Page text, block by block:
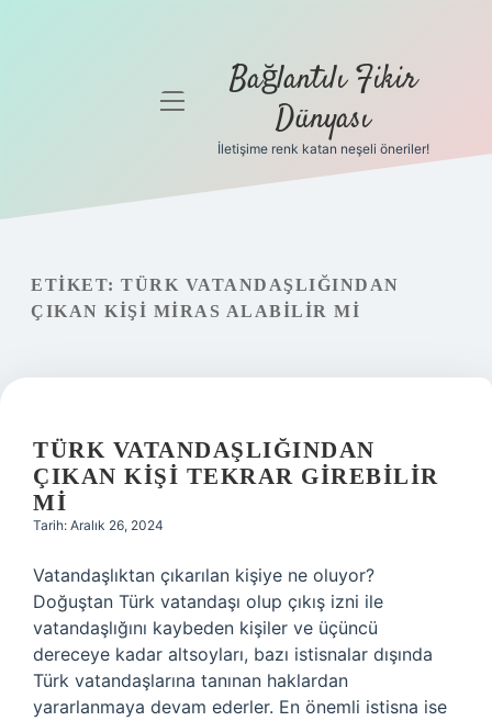
Gizlilik
Yasal Uyarı
menüyü
Bağlantılı Fikir
Dünyası
İletişime renk katan neşeli öneriler!
ETIKET: TÜRK VATANDAŞLIĞINDAN
ÇIKAN KIŞI MIRAS ALABILIR MI
TÜRK VATANDAŞLIĞINDAN
ÇIKAN KIŞI TEKRAR GIREBILIR
MI
Tarih: Aralık 26, 2024
Vatandaşlıktan çıkarılan kişiye ne oluyor?
Doğuştan Türk vatandaşı olup çıkış izni ile
vatandaşlığını kaybeden kişiler ve üçüncü
dereceye kadar altsoyları, bazı istisnalar dışında
Türk vatandaşlarına tanınan haklardan
yararlanmaya devam ederler. En önemli istisna ise